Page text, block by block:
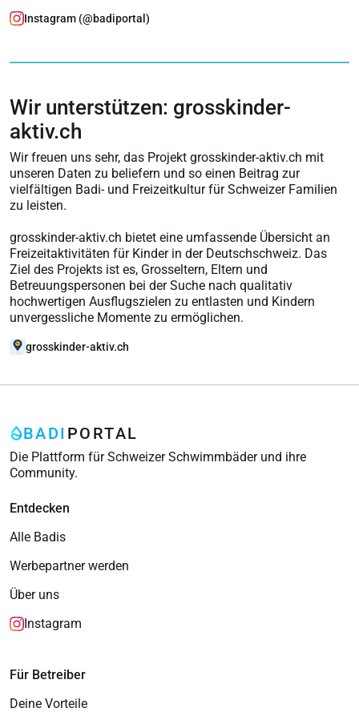
Instagram (@badiportal)
Wir unterstützen: grosskinder-
aktiv.ch
Wir freuen uns sehr, das Projekt grosskinder-aktiv.ch mit
unseren Daten zu beliefern und so einen Beitrag zur
vielfältigen Badi- und Freizeitkultur für Schweizer Familien
zu leisten.
grosskinder-aktiv.ch bietet eine umfassende Übersicht an
Freizeitaktivitäten für Kinder in der Deutschschweiz. Das
Ziel des Projekts ist es, Grosseltern, Eltern und
Betreuungspersonen bei der Suche nach qualitativ
hochwertigen Ausflugszielen zu entlasten und Kindern
unvergessliche Momente zu ermöglichen.
grosskinder-aktiv.ch
BADI PORTAL
Die Plattform für Schweizer Schwimmbäder und ihre
Community.
Entdecken
Alle Badis
Werbepartner werden
Über uns
Instagram
Für Betreiber
Deine Vorteile